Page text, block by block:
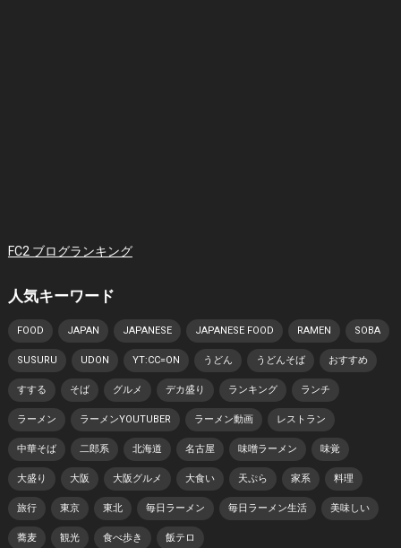
FC2 ブログランキング
人気キーワード
FOOD JAPAN JAPANESE JAPANESE FOOD RAMEN SOBA
SUSURU UDON YT:CC=ON うどん うどんそば おすすめ
すする そば グルメ デカ盛り ランキング ランチ
ラーメン ラーメンYOUTUBER ラーメン動画 レストラン
中華そば 二郎系 北海道 名古屋 味噌ラーメン 味覚
大盛り 大阪 大阪グルメ 大食い 天ぷら 家系 料理
旅行 東京 東北 毎日ラーメン 毎日ラーメン生活 美味しい
蕎麦 観光 食べ歩き 飯テロ